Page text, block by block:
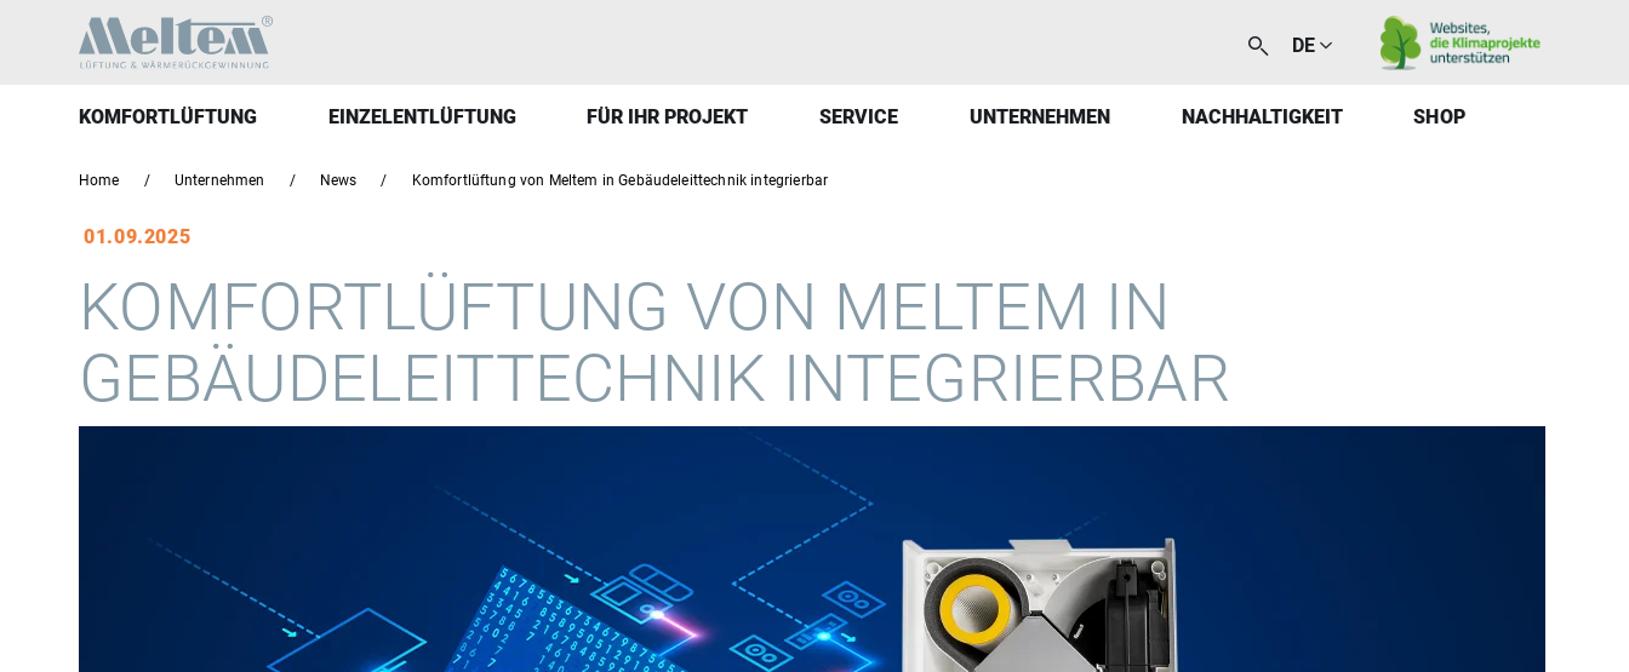
DE
KOMFORTLÜFTUNG EINZELENTLÜFTUNG FÜR IHR PROJEKT SERVICE UNTERNEHMEN NACHHALTIGKEIT SHOP
Home Unternehmen News Komfortlüftung von Meltem in Gebäudeleittechnik integrierbar
01.09.2025
KOMFORTLÜFTUNG VON MELTEM IN
GEBÄUDELEITTECHNIK INTEGRIERBAR